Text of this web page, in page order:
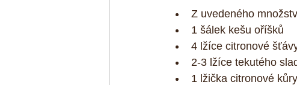
Z uvedeného
1 šálek kešu oříšků
4 lžíce citronové
2-3 lžíce tekutého
1 lžička citronové